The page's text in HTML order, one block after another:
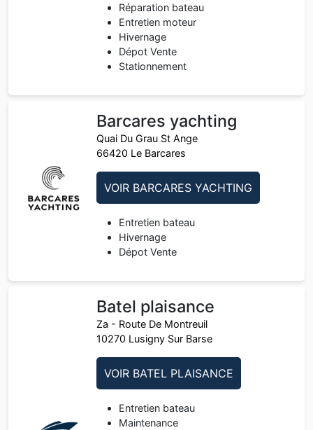
Réparation bateau
Entretien moteur
Hivernage
Dépot Vente
Stationnement
Barcares yachting
Quai Du Grau St Ange
66420 Le Barcares
VOIR BARCARES YACHTING
Entretien bateau
Hivernage
Dépot Vente
Batel plaisance
Za - Route De Montreuil
10270 Lusigny Sur Barse
VOIR BATEL PLAISANCE
Entretien bateau
Maintenance